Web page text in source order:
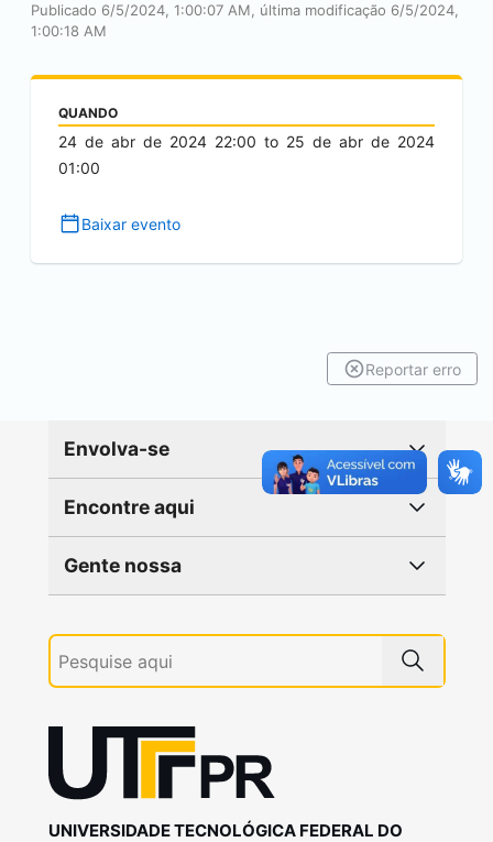
Publicado 6/5/2024, 1:00:07 AM, última modificação 6/5/2024,
1:00:18 AM
QUANDO
24 de abr de 2024 22:00 to 25 de abr de 2024
01:00
Baixar evento
Reportar erro
Envolva-se
Encontre aqui
Gente nossa
UNIVERSIDADE TECNOLÓGICA FEDERAL DO